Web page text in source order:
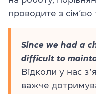
проводите з сім’єю
Since we had a
difficult to
Відколи у нас
важче